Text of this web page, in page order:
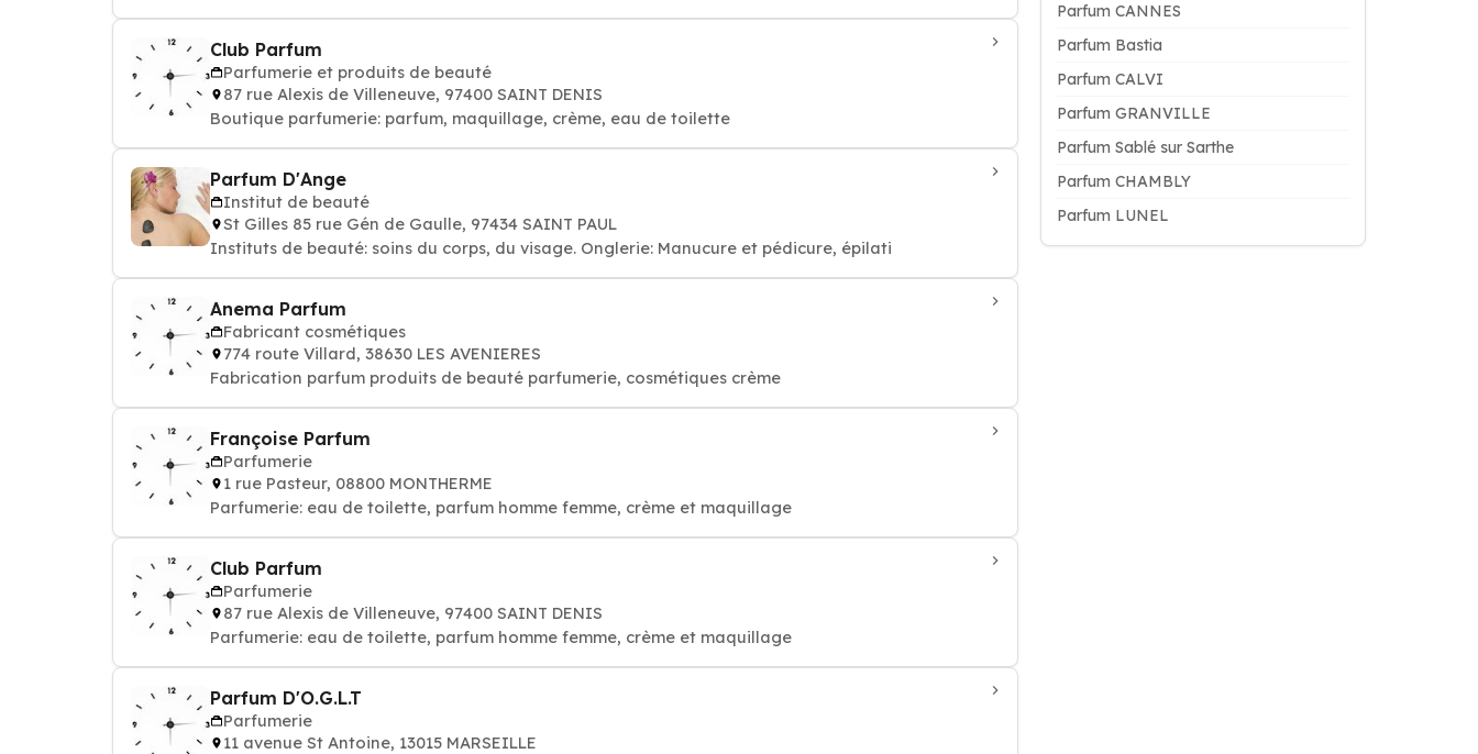
Club Parfum
Parfumerie et produits de beauté
87 rue Alexis de Villeneuve, 97400 SAINT DENIS
Boutique parfumerie: parfum, maquillage, crème, eau de toilette
Parfum D'Ange
Institut de beauté
St Gilles 85 rue Gén de Gaulle, 97434 SAINT PAUL
Instituts de beauté: soins du corps, du visage. Onglerie: Manucure et pédicure, épilati
Anema Parfum
Fabricant cosmétiques
774 route Villard, 38630 LES AVENIERES
Fabrication parfum produits de beauté parfumerie, cosmétiques crème
Françoise Parfum
Parfumerie
1 rue Pasteur, 08800 MONTHERME
Parfumerie: eau de toilette, parfum homme femme, crème et maquillage
Club Parfum
Parfumerie
87 rue Alexis de Villeneuve, 97400 SAINT DENIS
Parfumerie: eau de toilette, parfum homme femme, crème et maquillage
Parfum D'O.G.L.T
Parfumerie
11 avenue St Antoine, 13015 MARSEILLE
Parfum CANNES
Parfum Bastia
Parfum CALVI
Parfum GRANVILLE
Parfum Sablé sur Sarthe
Parfum CHAMBLY
Parfum LUNEL